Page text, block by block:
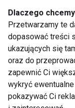
Dlaczego
Przetwarzamy te
dopasować treści
ukazujących się
oraz do
zapewnić Ci
wykryć
pokazywać Ci